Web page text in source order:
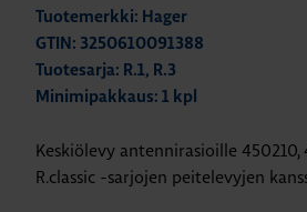
Tuotemerkki: Hager
GTIN: 3250610091388
Tuotesarja: R.1, R.3
Minimipakkaus: 1 kpl
Keskiölevy antennirasioille 450210,
R.classic -sarjojen peitelevyjen